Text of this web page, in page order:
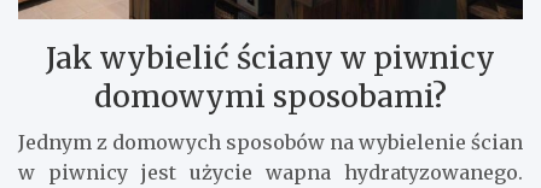
Jak wybielić ściany w piwnicy
domowymi sposobami?
Jednym z domowych sposobów na wybielenie ścian
w piwnicy jest użycie wapna hydratyzowanego.